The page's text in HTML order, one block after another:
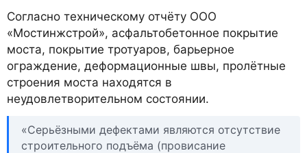
Согласно техническому отчёту ООО
«Мостинжстрой», асфальтобетонное покрытие
моста, покрытие тротуаров, барьерное
ограждение, деформационные швы, пролётные
строения моста находятся в
неудовлетворительном состоянии.
«Серьёзными дефектами являются отсутствие
строительного подъёма (провисание